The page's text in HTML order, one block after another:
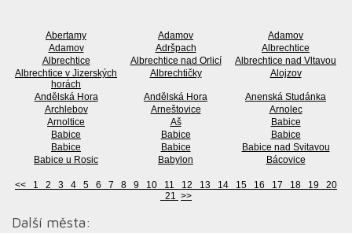
Abertamy Adamov
Adamov
Adamov
Adršpach
Albrechtice
Albrechtice
Albrechtice nad Orlicí
Albrechtice nad Vltavou
Albrechtice v Jizerských
horách
Albrechtičky Alojzov
Andělská Hora Andělská Hora
Anenská Studánka
Archlebov
Arneštovice
Arnolec
Arnoltice
Aš
Babice
Babice
Babice
Babice
Babice
Babice
Babice nad Svitavou
Babice u Rosic
Babylon Bácovice
<< 1 2 3 4 5 6 7 8 9 10 11 12 13 14 15 16 17 18 19
20
21 >>
Další města: